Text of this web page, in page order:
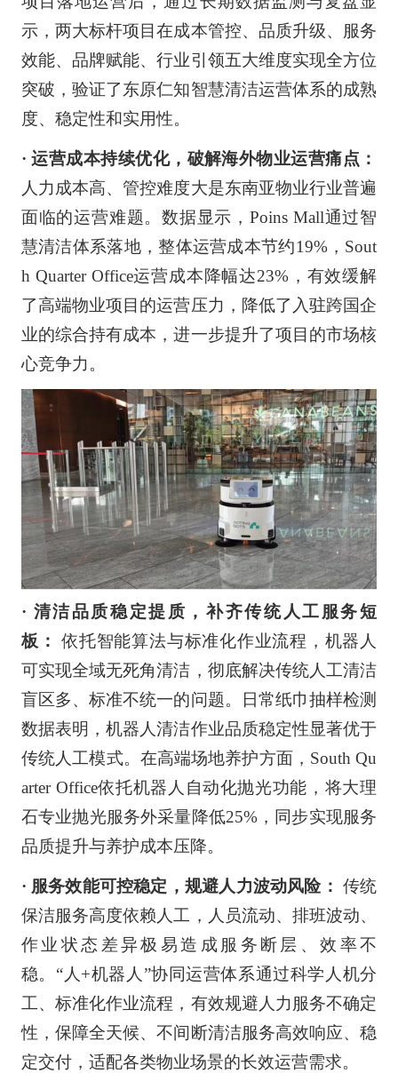
示，两大标杆项目在成本管控、品质升级、服务
效能、品牌赋能、行业引领五大维度实现全方位
突破，验证了东原仁知智慧清洁运营体系的成熟
度、稳定性和实用性。
· 运营成本持续优化，破解海外物业运营痛点：
人力成本高、管控难度大是东南亚物业行业普遍
面临的运营难题。数据显示，Poins Mall通过智
慧清洁体系落地，整体运营成本节约19%，Sout
h Quarter Office运营成本降幅达23%，有效缓解
了高端物业项目的运营压力，降低了入驻跨国企
业的综合持有成本，进一步提升了项目的市场核
心竞争力。
· 清洁品质稳定提质，补齐传统人工服务短
板：
依托智能算法与标准化作业流程，机器人
可实现全域无死角清洁，彻底解决传统人工清洁
盲区多、标准不统一的问题。日常纸巾抽样检测
数据表明，机器人清洁作业品质稳定性显著优于
传统人工模式。在高端场地养护方面，South Qu
arter Office依托机器人自动化抛光功能，将大理
石专业抛光服务外采量降低25%，同步实现服务
品质提升与养护成本压降。
· 服务效能可控稳定，规避人力波动风险： 传统
保洁服务高度依赖人工，人员流动、排班波动、
作业状态差异极易造成服务断层、效率不
稳。“人+机器人”协同运营体系通过科学人机分
工、标准化作业流程，有效规避人力服务不确定
性，保障全天候、不间断清洁服务高效响应、稳
定交付，适配各类物业场景的长效运营需求。